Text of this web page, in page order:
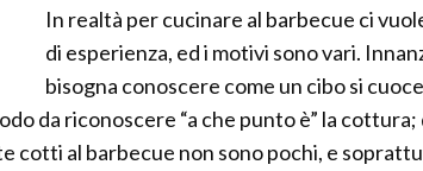
In realtà per cucinare al barbecue ci
di esperienza, ed i motivi sono vari.
bisogna conoscere come un cibo si
da riconoscere “a che punto è” la cottura;
cotti al barbecue non sono pochi, e